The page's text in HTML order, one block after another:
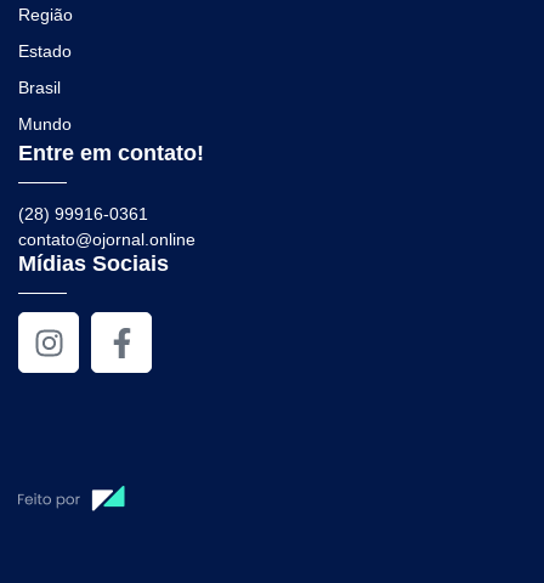
Região
Estado
Brasil
Mundo
Entre em contato!
(28) 99916-0361
contato@ojornal.online
Mídias Sociais